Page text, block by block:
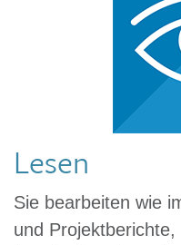
Lesen
Sie bearbeiten wie
und